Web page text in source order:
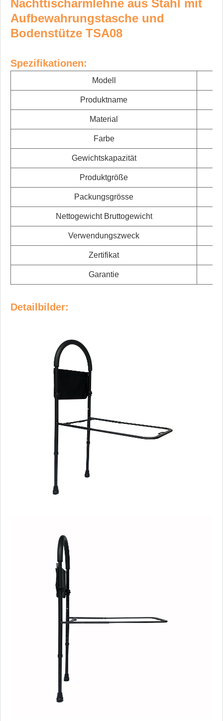
Nachttischarmlehne aus Stahl mit
Aufbewahrungstasche und
Bodenstütze TSA08
Spezifikationen:
Modell
Produktname
Material
Farbe
Gewichtskapazität
Produktgröße
Packungsgrösse
Nettogewicht Bruttogewicht
Verwendungszweck
Zertifikat
Garantie
Detailbilder: